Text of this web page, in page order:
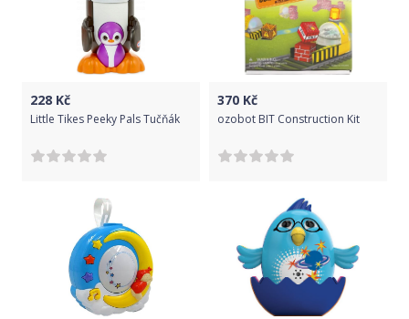
228 Kč
Little Tikes Peeky Pals Tučňák
370 Kč
ozobot BIT Construction Kit